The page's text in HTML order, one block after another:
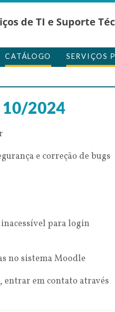
de TI e Suporte
CATÁLOGO SERVIÇOS
10/2024
e correção de bugs
para login
no sistema Moodle
entrar em contato através